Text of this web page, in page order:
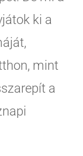
ki a
mint
a